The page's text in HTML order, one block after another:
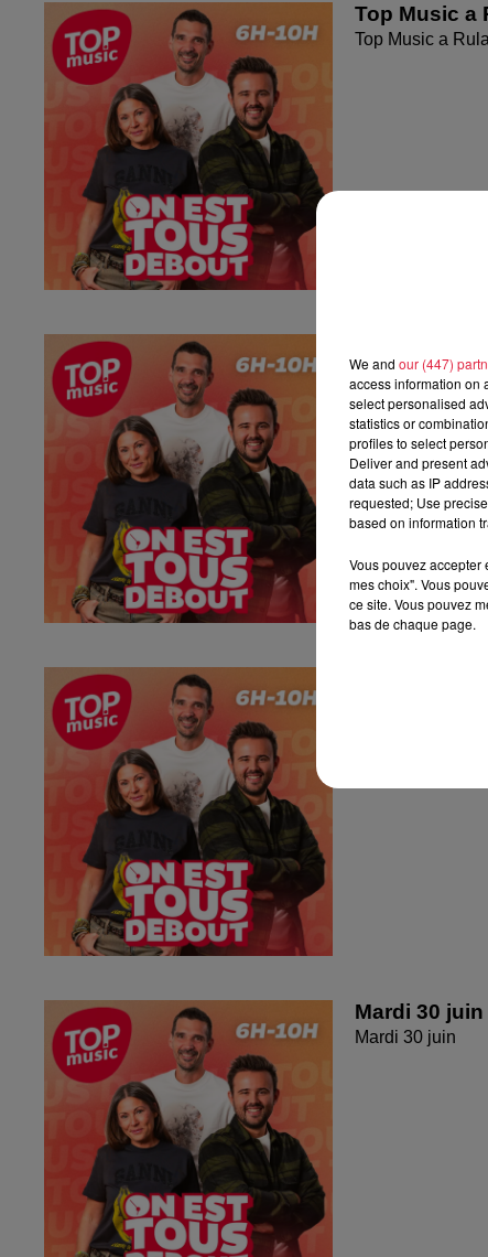
Top Music a
Top Music a
Vendredi 03
Mardi 30 juin
Mardi 30 juin
We and our (447)
access information on
select personalised
statistics or
profiles to select
Deliver and present
data such as IP
requested; Use
based on information
Vous pouvez accepter
mes choix". Vous
ce site. Vous pouvez
bas de chaque page.